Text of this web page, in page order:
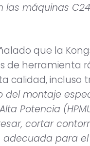
las máquinas
que la
de herramienta
calidad, incluso
del montaje
Potencia
cortar
adecuada para